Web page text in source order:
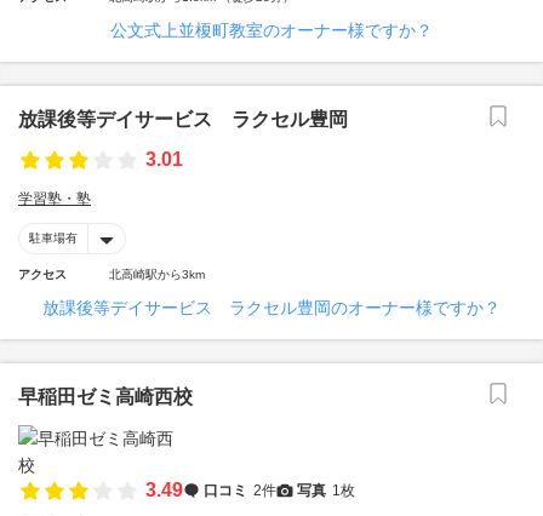
公文式上並榎町教室のオーナー様ですか？
放課後等デイサービス ラクセル豊岡
3.01
学習塾・塾
駐車場有
アクセス 北高崎駅から3km
放課後等デイサービス ラクセル豊岡のオーナー様ですか？
早稲田ゼミ高崎西校
3.49 口コミ 2件 写真 1枚